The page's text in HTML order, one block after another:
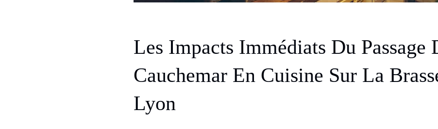
Les Impacts Immédiats Du Passage
Cauchemar En Cuisine Sur La
Lyon